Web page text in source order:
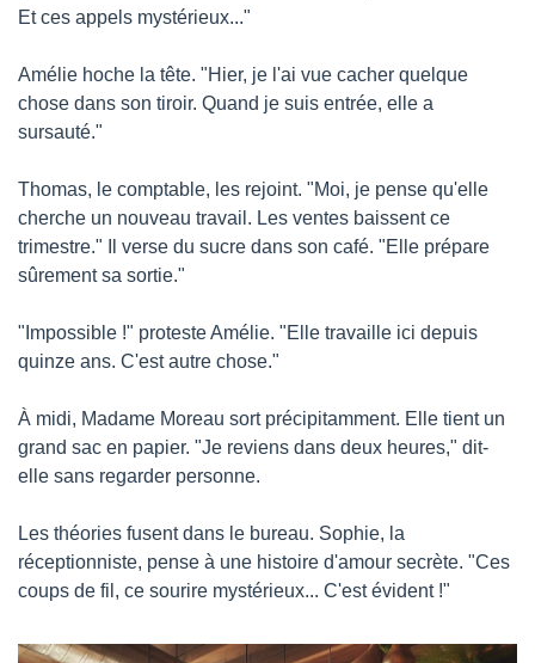
Et ces appels mystérieux..."
Amélie hoche la tête. "Hier, je l'ai vue cacher quelque
chose dans son tiroir. Quand je suis entrée, elle a
sursauté."
Thomas, le comptable, les rejoint. "Moi, je pense qu'elle
cherche un nouveau travail. Les ventes baissent ce
trimestre." Il verse du sucre dans son café. "Elle prépare
sûrement sa sortie."
"Impossible !" proteste Amélie. "Elle travaille ici depuis
quinze ans. C'est autre chose."
À midi, Madame Moreau sort précipitamment. Elle tient un
grand sac en papier. "Je reviens dans deux heures," dit-
elle sans regarder personne.
Les théories fusent dans le bureau. Sophie, la
réceptionniste, pense à une histoire d'amour secrète. "Ces
coups de fil, ce sourire mystérieux... C'est évident !"